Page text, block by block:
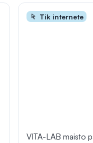
Tik internete
VITA-LAB maisto